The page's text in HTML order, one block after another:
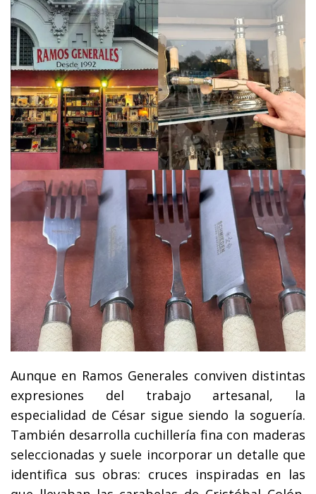
Aunque en Ramos Generales conviven distintas
expresiones del trabajo artesanal, la
especialidad de César sigue siendo la soguería.
También desarrolla cuchillería fina con maderas
seleccionadas y suele incorporar un detalle que
identifica sus obras: cruces inspiradas en las